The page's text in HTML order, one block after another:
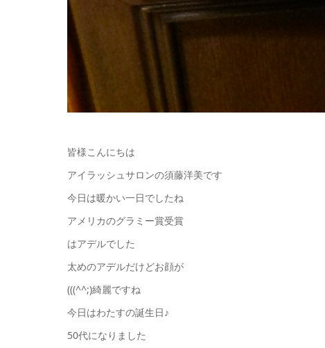
皆様こんにちは
アイラッシュサロンの須藤洋美です
今日は暖かい一日でしたね
アメリカのグラミー賞受賞
はアデルでした
太めのアデルだけどお顔が
(((^^;)綺麗ですね
今日はわたすの誕生日♪
50代になりました